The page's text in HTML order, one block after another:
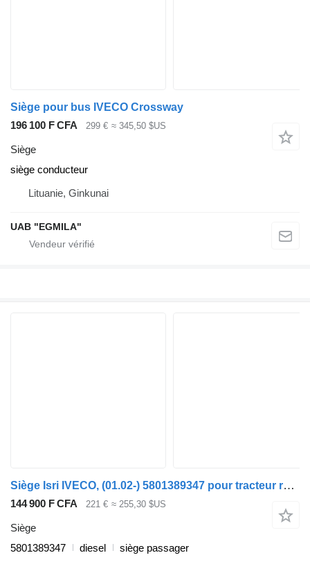
Siège pour bus IVECO Crossway
196 100 F CFA
299 € ≈ 345,50 $US
Siège
siège conducteur
Lituanie, Ginkunai
UAB "EGMILA"
Siège Isri IVECO, (01.02-) 5801389347 pour tracteur routier IVECO Stralis, Trakker (2002-)
144 900 F CFA 221 € ≈ 255,30 $US
Siège
5801389347
diesel
siège passager